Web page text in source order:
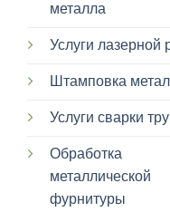
металла
Услуги лазерной
Штамповка
Услуги сварки
Обработка
металлической
фурнитуры